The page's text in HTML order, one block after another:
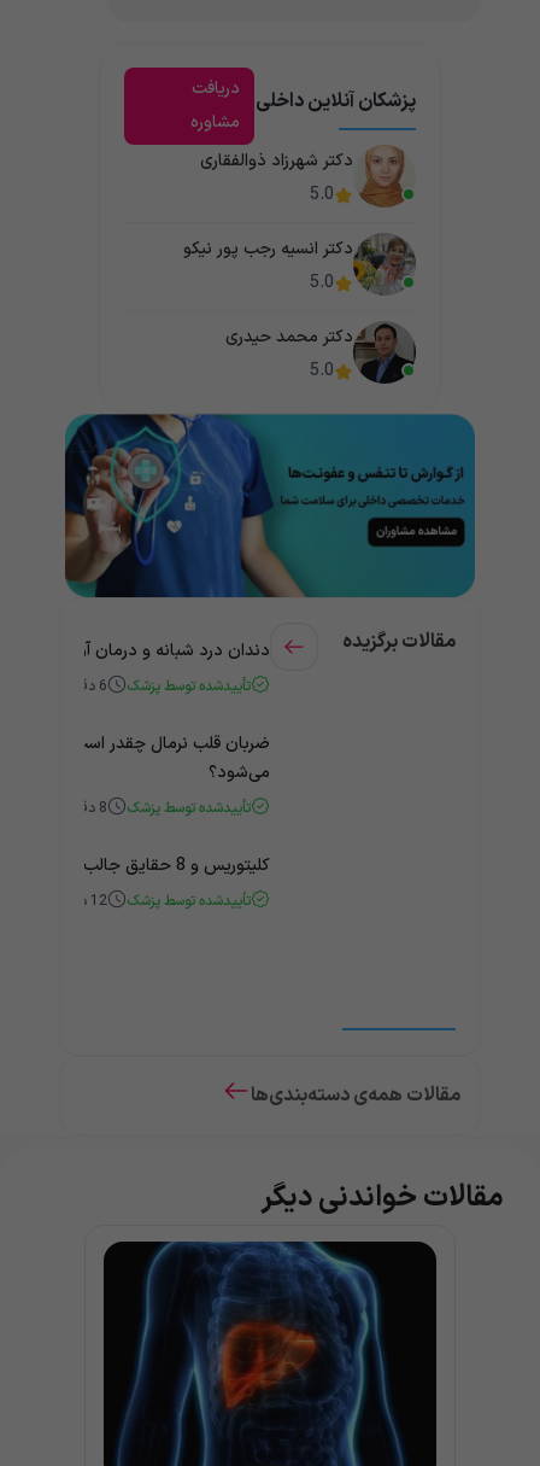
پزشکان آنلاین داخلی
دریافت
مشاوره
دکتر شهرزاد ذوالفقاری
5.0
دکتر انسیه رجب پور نیکو
5.0
دکتر محمد حیدری
5.0
مقالات برگزیده دندان درد شبانه و درمان آن +
تأییدشده توسط پزشک 6 دقیقه
ضربان قلب نرمال چقدر است؟ چه
می‌شود؟
تأییدشده توسط پزشک 8 دقیقه
کلیتوریس و 8 حقایق جالب و باورنکردنی درباره آن
تأییدشده توسط پزشک 12 دقیقه
مقالات همه‌ی دسته‌بندی‌ها
مقالات خواندنی دیگر